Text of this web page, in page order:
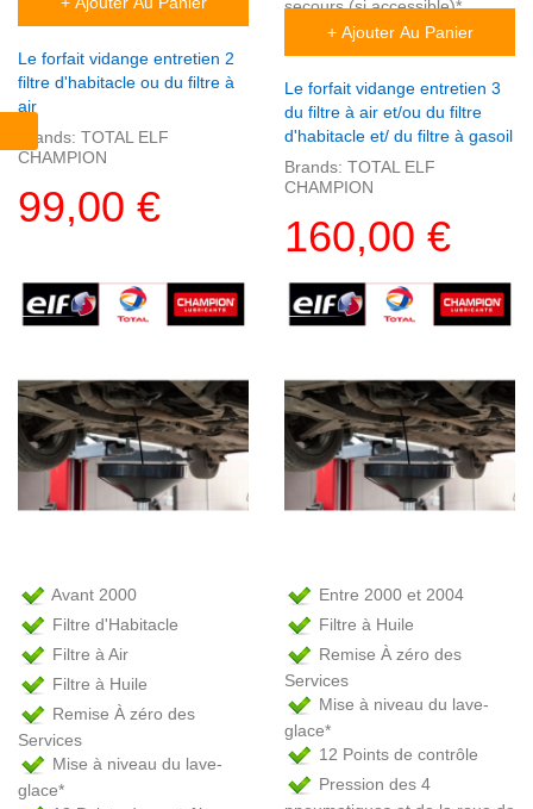
Le forfait vidange entretien 2
filtre d'habitacle ou du filtre à
air
Brands: TOTAL ELF
CHAMPION
99,00 €
secours (si accessible)*
+ Ajouter Au Panier
Le forfait vidange entretien 3
du filtre à air et/ou du filtre
d'habitacle et/ du filtre à gasoil
Brands: TOTAL ELF
CHAMPION
160,00 €
Avant 2000
Filtre d'Habitacle
Filtre à Air
Filtre à Huile
Remise À zéro des
Services
Mise à niveau du lave-
glace*
Entre 2000 et 2004
Filtre à Huile
Remise À zéro des
Services
Mise à niveau du lave-
glace*
12 Points de contrôle
Pression des 4